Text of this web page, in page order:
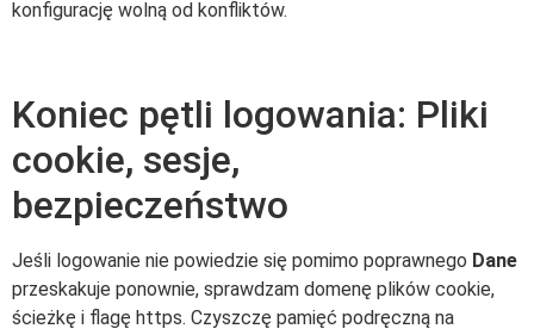
konfigurację wolną od konfliktów.
Koniec pętli logowania: Pliki
cookie, sesje,
bezpieczeństwo
Jeśli logowanie nie powiedzie się pomimo poprawnego Dane
przeskakuje ponownie, sprawdzam domenę plików cookie,
ścieżkę i flagę https. Czyszczę pamięć podręczną na